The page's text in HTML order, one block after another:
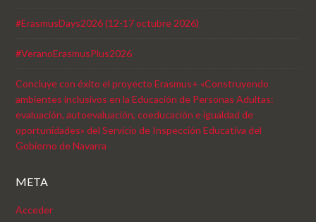
#ErasmusDays2026 (12-17 octubre 2026)
#VeranoErasmusPlus2026
Concluye con éxito el proyecto Erasmus+ «Construyendo
ambientes inclusivos en la Educación de Personas Adultas:
evaluación, autoevaluación, coeducación e igualdad de
oportunidades» del Servicio de Inspección Educativa del
Gobierno de Navarra
META
Acceder